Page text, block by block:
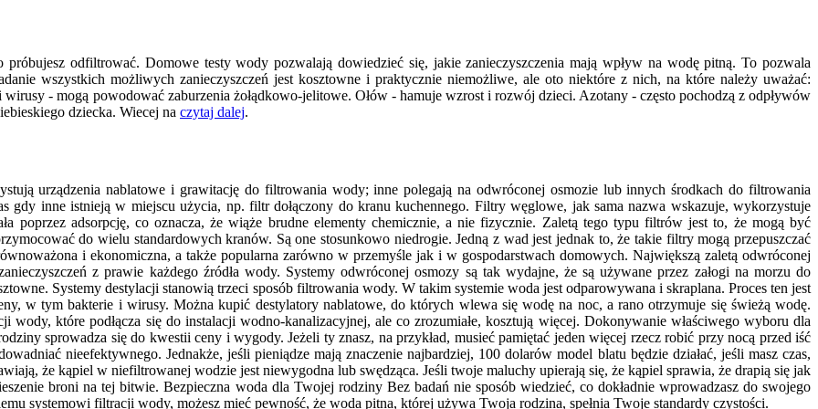
odfiltrować. Domowe testy wody pozwalają dowiedzieć się, jakie zanieczyszczenia mają wpływ na wodę pitną. To pozwala
wszystkich możliwych zanieczyszczeń jest kosztowne i praktycznie niemożliwe, ale oto niektóre z nich, na które należy uważać:
- mogą powodować zaburzenia żołądkowo-jelitowe. Ołów - hamuje wzrost i rozwój dzieci. Azotany - często pochodzą z odpływów
dziecka. Wiecej na czytaj dalej.
urządzenia nablatowe i grawitację do filtrowania wody; inne polegają na odwróconej osmozie lub innych środkach do filtrowania
gdy inne istnieją w miejscu użycia, np. filtr dołączony do kranu kuchennego. Filtry węglowe, jak sama nazwa wskazuje, wykorzystuje
poprzez adsorpcję, co oznacza, że wiąże brudne elementy chemicznie, a nie fizycznie. Zaletą tego typu filtrów jest to, że mogą być
do wielu standardowych kranów. Są one stosunkowo niedrogie. Jedną z wad jest jednak to, że takie filtry mogą przepuszczać
i ekonomiczna, a także popularna zarówno w przemyśle jak i w gospodarstwach domowych. Największą zaletą odwróconej
z prawie każdego źródła wody. Systemy odwróconej osmozy są tak wydajne, że są używane przez załogi na morzu do
Systemy destylacji stanowią trzeci sposób filtrowania wody. W takim systemie woda jest odparowywana i skraplana. Proces ten jest
w tym bakterie i wirusy. Można kupić destylatory nablatowe, do których wlewa się wodę na noc, a rano otrzymuje się świeżą wodę.
wody, które podłącza się do instalacji wodno-kanalizacyjnej, ale co zrozumiałe, kosztują więcej. Dokonywanie właściwego wyboru dla
sprowadza się do kwestii ceny i wygody. Jeżeli ty znasz, na przykład, musieć pamiętać jeden więcej rzecz robić przy nocą przed iść
nieefektywnego. Jednakże, jeśli pieniądze mają znaczenie najbardziej, 100 dolarów model blatu będzie działać, jeśli masz czas,
że kąpiel w niefiltrowanej wodzie jest niewygodna lub swędząca. Jeśli twoje maluchy upierają się, że kąpiel sprawia, że drapią się jak
broni na tej bitwie. Bezpieczna woda dla Twojej rodziny Bez badań nie sposób wiedzieć, co dokładnie wprowadzasz do swojego
systemowi filtracji wody, możesz mieć pewność, że woda pitna, której używa Twoja rodzina, spełnia Twoje standardy czystości.